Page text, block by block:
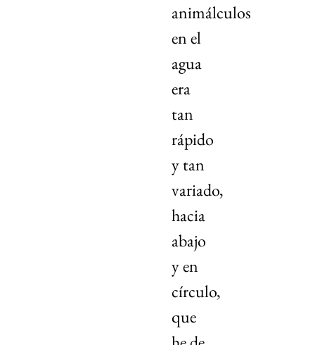
animálculos
en el
agua
era
tan
rápido
y tan
variado,
hacia
abajo
y en
círculo,
que